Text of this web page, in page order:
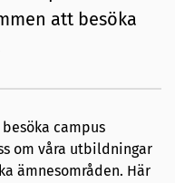
att besöka
campus
om våra utbildningar
ämnesområden. Här